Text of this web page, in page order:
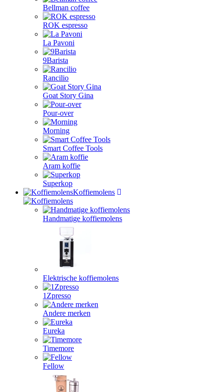
Bellman coffee
ROK espresso
La Pavoni
9Barista
Rancilio
Goat Story Gina
Pour-over
Morning
Smart Coffee Tools
Aram koffie
Superkop
Koffiemolens
Handmatige koffiemolens
Elektrische koffiemolens
1Zpresso
Andere merken
Eureka
Timemore
Fellow